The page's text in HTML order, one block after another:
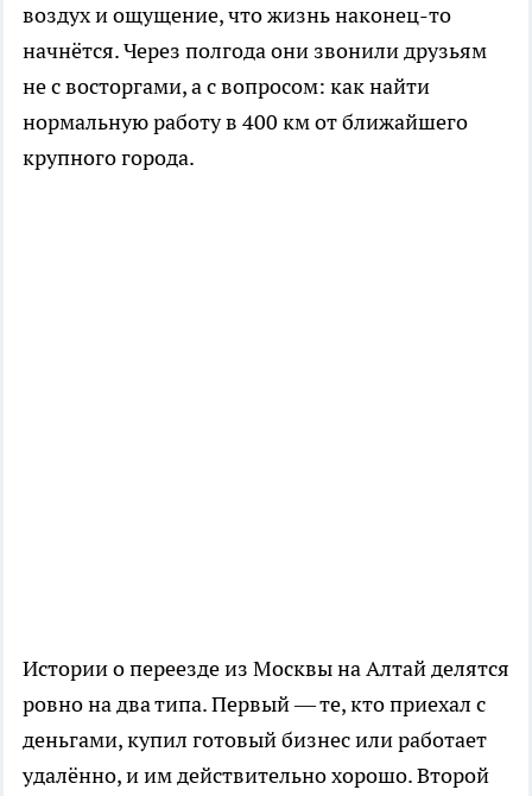
воздух и ощущение, что жизнь наконец-то
начнётся. Через полгода они звонили друзьям
не с восторгами, а с вопросом: как найти
нормальную работу в 400 км от ближайшего
крупного города.
Истории о переезде из Москвы на Алтай делятся
ровно на два типа. Первый — те, кто приехал с
деньгами, купил готовый бизнес или работает
удалённо, и им действительно хорошо. Второй